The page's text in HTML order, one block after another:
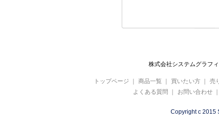
■会員登録時
④商品およびサ
⑥アンケート調
株式会社システムグラ
トップページ ｜ 商品一覧 ｜ 買いたい方 ｜
売
よくある質問 ｜ お問い合わせ
Copyright c 2015